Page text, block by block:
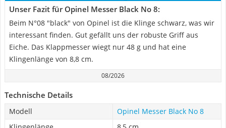
Unser Fazit für Opinel Messer Black No 8:
Beim N°08 "black" von Opinel ist die Klinge schwarz, was wir
interessant finden. Gut gefällt uns der robuste Griff aus
Eiche. Das Klappmesser wiegt nur 48 g und hat eine
Klingenlänge von 8,8 cm.
08/2026
Technische Details
Modell
Opinel Messer Black No 8